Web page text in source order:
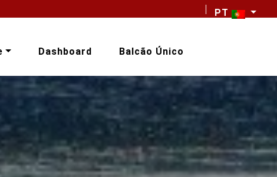
PT
Dashboard Balcão Único